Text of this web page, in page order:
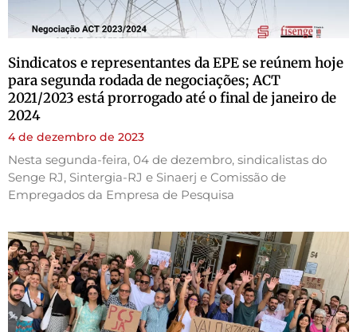
Sindicatos e representantes da EPE se reúnem hoje
para segunda rodada de negociações; ACT
2021/2023 está prorrogado até o final de janeiro de
2024
4 de dezembro de 2023
Nesta segunda-feira, 04 de dezembro, sindicalistas do
Senge RJ, Sintergia-RJ e Sinaerj e Comissão de
Empregados da Empresa de Pesquisa